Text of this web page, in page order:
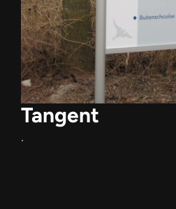
Tangent
.